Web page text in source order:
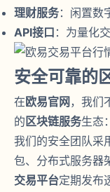
理财服务：闲置数
API接口 ：为量化
安全可靠的
在 欧易官网 ，我们
的 区块链服务生态：
我们的安全团队采
包、分布式服务器
交易平台定期发布